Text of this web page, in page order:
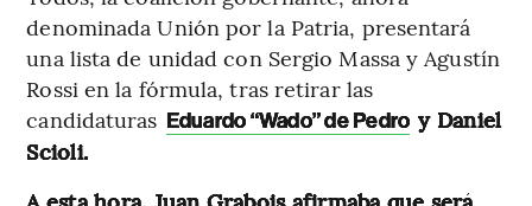
denominada Unión por la Patria, presentará
una lista de unidad con Sergio Massa y Agustín
Rossi en la fórmula, tras retirar las
candidaturas Eduardo “Wado” de Pedro y Daniel
Scioli.